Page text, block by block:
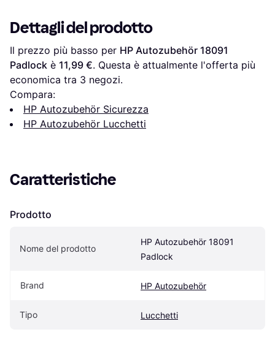
Dettagli del prodotto
Il prezzo più basso per HP Autozubehör 18091
Padlock è 11,99 €. Questa è attualmente l'offerta più
economica tra 3 negozi.
Compara:
HP Autozubehör Sicurezza
HP Autozubehör Lucchetti
Caratteristiche
Prodotto
Nome del prodotto
HP Autozubehör 18091
Padlock
Brand HP Autozubehör
Tipo Lucchetti